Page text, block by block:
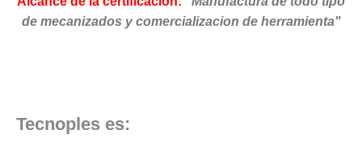
de mecanizados y comercializacion de herramienta"
Tecnoples es: